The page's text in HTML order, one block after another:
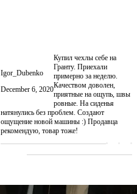
Igor_Dubenko
December 6, 2020
Купил чехлы себе на
Гранту. Приехали
примерно за неделю.
Качеством доволен,
приятные на ощупь, швы
ровные. На сиденья
натянулись без проблем. Создают
ощущение новой машины :) Продавца
рекомендую, товар тоже!